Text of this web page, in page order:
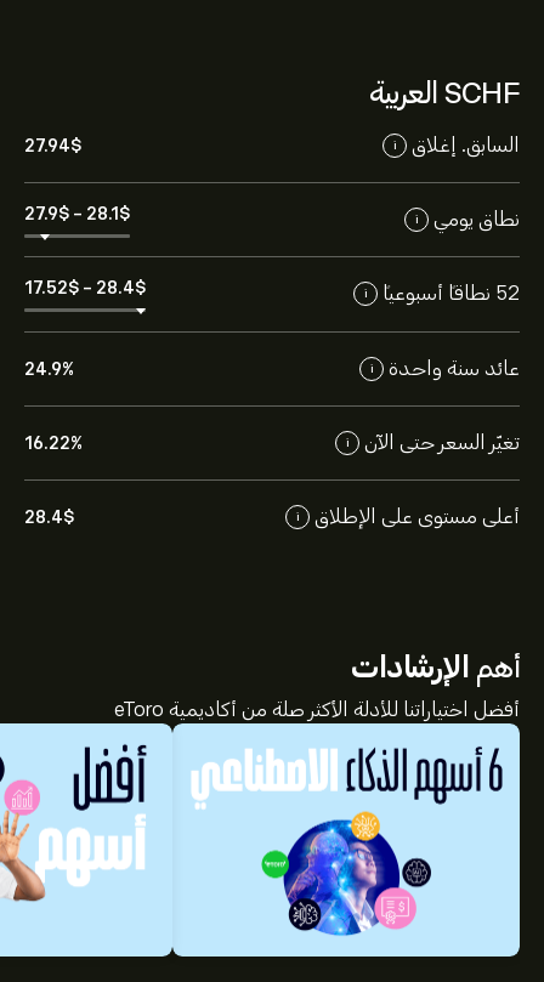
SCHF العربية
السابق. إغلاق i
27.94‎$‎
نطاق يومي i
27.9‎$‎ - 28.1‎$‎
52 نطاقاً أسبوعياً i
17.52‎$‎ - 28.4‎$‎
عائد سنة واحدة i
24.9%
تغيّر السعر حتى الآن i
16.22%
أعلى مستوى على الإطلاق i
28.4‎$‎
أهم الإرشادات
أفضل اختياراتنا للأدلة الأكثر صلة من أكاديمية eToro